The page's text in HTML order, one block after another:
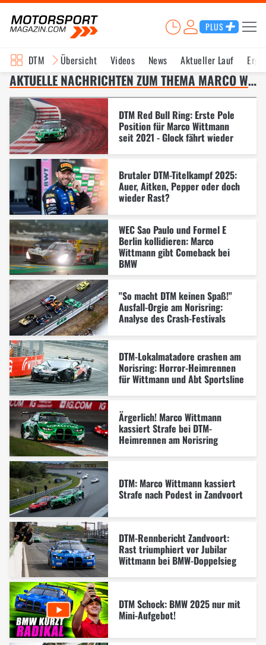
PLUS
DTM Übersicht Videos News Aktueller Lauf
AKTUELLE NACHRICHTEN ZUM THEMA MARCO WITTMANN – SEITE 2
DTM Red Bull Ring: Erste Pole
Position für Marco Wittmann
seit 2021 - Glock fährt wieder
Brutaler DTM-Titelkampf 2025:
Auer, Aitken, Pepper oder doch
wieder Rast?
WEC Sao Paulo und Formel E
Berlin kollidieren: Marco
Wittmann gibt Comeback bei
BMW
"So macht DTM keinen Spaß!"
Ausfall-Orgie am Norisring:
Analyse des Crash-Festivals
DTM-Lokalmatadore crashen am
Norisring: Horror-Heimrennen
für Wittmann und Abt Sportsline
Ärgerlich! Marco Wittmann
kassiert Strafe bei DTM-
Heimrennen am Norisring
DTM: Marco Wittmann kassiert
Strafe nach Podest in Zandvoort
DTM-Rennbericht Zandvoort:
Rast triumphiert vor Jubilar
Wittmann bei BMW-Doppelsieg
DTM Schock: BMW 2025 nur mit
Mini-Aufgebot!